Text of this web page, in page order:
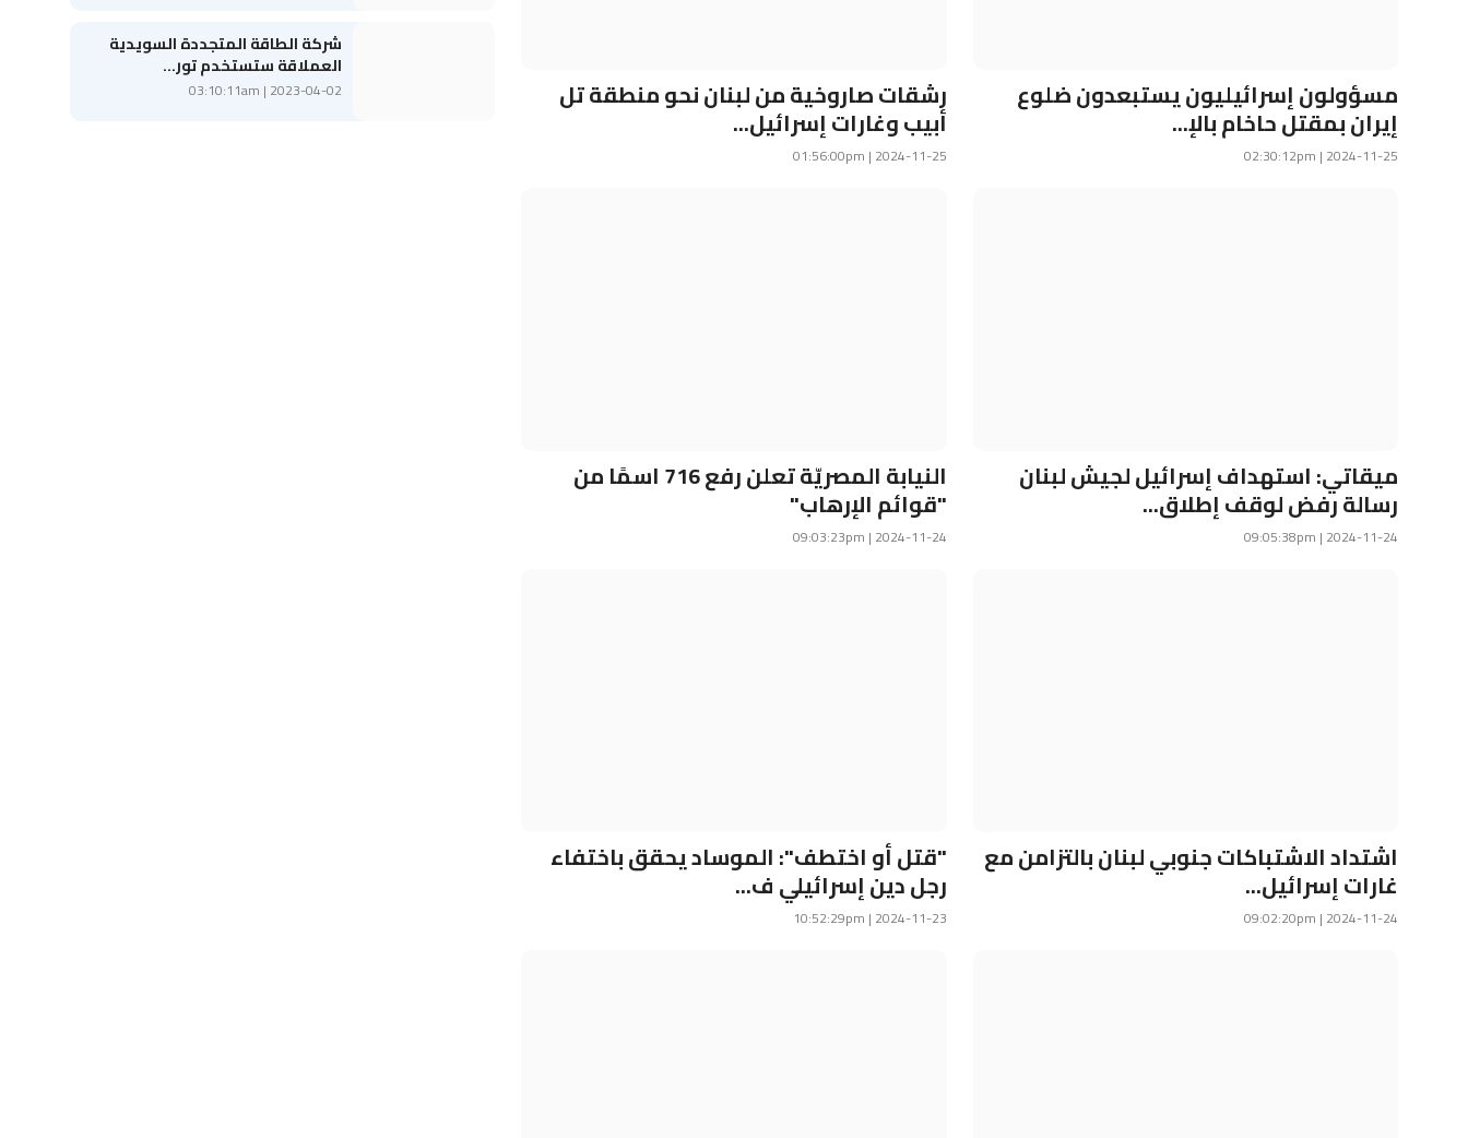
مسؤولون إسرائيليون يستبعدون ضلوع
إيران بمقتل حاخام بالإ...
2024-11-25 | 02:30:12pm
رشقات صاروخية من لبنان نحو منطقة تل
أبيب وغارات إسرائيل...
2024-11-25 | 01:56:00pm
ميقاتي: استهداف إسرائيل لجيش لبنان
رسالة رفض لوقف إطلاق...
2024-11-24 | 09:05:38pm
النيابة المصريّة تعلن رفع 716 اسمًا من
"قوائم الإرهاب"
2024-11-24 | 09:03:23pm
اشتداد الاشتباكات جنوبي لبنان بالتزامن مع
غارات إسرائيل...
2024-11-24 | 09:02:20pm
"قتل أو اختطف": الموساد يحقق باختفاء
رجل دين إسرائيلي ف...
2024-11-23 | 10:52:29pm
شركة الطاقة المتجددة السويدية
العملاقة ستستخدم تور...
2023-04-02 | 03:10:11am